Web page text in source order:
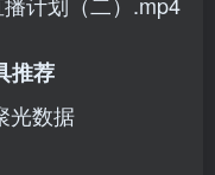
推荐
光数据